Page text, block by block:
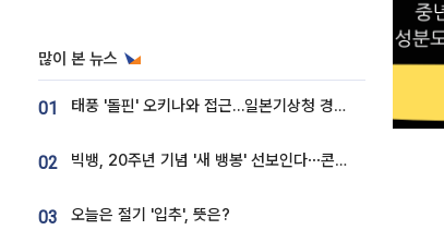
많이 본 뉴스
01 태풍 '돌핀' 오키나와 접근…일본기상청 경로 업데이트
02 빅뱅, 20주년 기념 '새 뱅봉' 선보인다⋯콘서트 앞두고 팝업 개최
03 오늘은 절기 '입추', 뜻은?